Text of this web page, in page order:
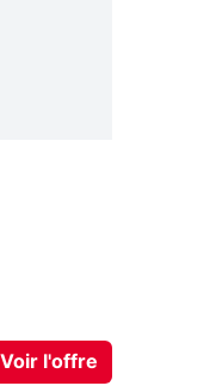
Voir l'offre